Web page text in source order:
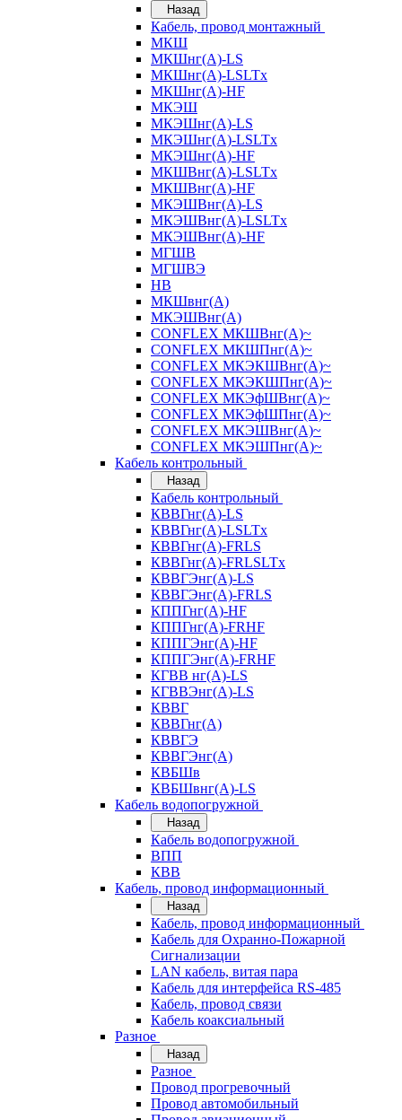
Назад
Кабель, провод монтажный
МКШ
МКШнг(А)-LS
МКШнг(А)-LSLTx
МКШнг(А)-HF
МКЭШ
МКЭШнг(А)-LS
МКЭШнг(А)-LSLTx
МКЭШнг(А)-HF
МКШВнг(A)-LSLTx
МКШВнг(А)-HF
МКЭШВнг(А)-LS
МКЭШВнг(A)-LSLTx
МКЭШВнг(А)-HF
МГШВ
МГШВЭ
НВ
МКШвнг(А)
МКЭШВнг(А)
CONFLEX МКШВнг(А)~
CONFLEX МКШПнг(А)~
CONFLEX МКЭКШВнг(А)~
CONFLEX МКЭКШПнг(А)~
CONFLEX МКЭфШВнг(А)~
CONFLEX МКЭфШПнг(А)~
CONFLEX МКЭШВнг(А)~
CONFLEX МКЭШПнг(А)~
Кабель контрольный
Назад
Кабель контрольный
КВВГнг(А)-LS
КВВГнг(А)-LSLTx
КВВГнг(А)-FRLS
КВВГнг(А)-FRLSLTx
КВВГЭнг(А)-LS
КВВГЭнг(А)-FRLS
КППГнг(А)-HF
КППГнг(А)-FRHF
КППГЭнг(А)-HF
КППГЭнг(А)-FRHF
КГВВ нг(А)-LS
КГВВЭнг(А)-LS
КВВГ
КВВГнг(А)
КВВГЭ
КВВГЭнг(А)
КВБШв
КВБШвнг(А)-LS
Кабель водопогружной
Назад
Кабель водопогружной
ВПП
КВВ
Кабель, провод информационный
Назад
Кабель, провод информационный
Кабель для Охранно-Пожарной
Сигнализации
LAN кабель, витая пара
Кабель для интерфейса RS-485
Кабель, провод связи
Кабель коаксиальный
Разное
Назад
Разное
Провод прогревочный
Провод автомобильный